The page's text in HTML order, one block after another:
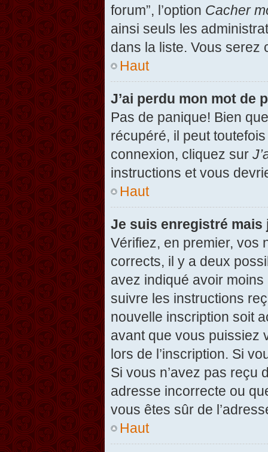
forum”, l’option Cacher
ainsi seuls les
dans la liste. Vous serez
Haut
J’ai perdu mon mot de
Pas de panique! Bien
récupéré, il peut
connexion, cliquez sur
instructions et vous
Haut
Je suis enregistré mais
Vérifiez, en premier, vos
corrects, il y a deux
avez indiqué avoir
suivre les instructions
nouvelle inscription soit
avant que vous puissiez
lors de l’inscription. Si
Si vous n’avez pas reçu
adresse incorrecte ou
vous êtes sûr de
Haut